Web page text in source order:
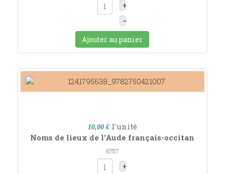
+
–
Ajouter au panier
10,00 € l'unité
Noms de lieux de l'Aude français-occitan
6757
+